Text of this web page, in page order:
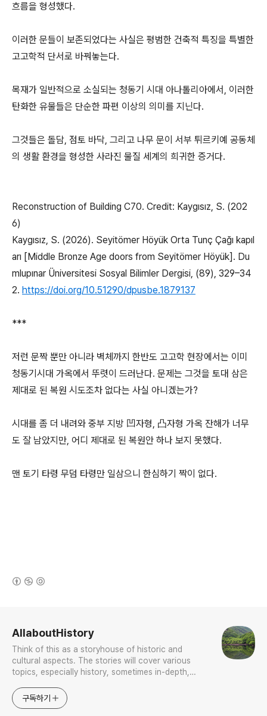
흐름을 형성했다.
이러한 문들이 보존되었다는 사실은 평범한 건축적 특징을 특별한
고고학적 단서로 바꿔놓는다.
목재가 일반적으로 소실되는 청동기 시대 아나톨리아에서, 이러한
탄화한 유물들은 단순한 파편 이상의 의미를 지닌다.
그것들은 돌담, 점토 바닥, 그리고 나무 문이 서부 튀르키예 공동체
의 생활 환경을 형성한 사라진 물질 세계의 희귀한 증거다.
Reconstruction of Building C70. Credit: Kaygısız, S. (202
6)
Kaygısız, S. (2026). Seyitömer Höyük Orta Tunç Çağı kapıl
arı [Middle Bronze Age doors from Seyitömer Höyük]. Du
mlupınar Üniversitesi Sosyal Bilimler Dergisi, (89), 329–34
2. https://doi.org/10.51290/dpusbe.1879137
***
저런 문짝 뿐만 아니라 벽체까지 한반도 고고학 현장에서는 이미
청동기시대 가옥에서 뚜렷이 드러난다. 문제는 그것을 토대 삼은
제대로 된 복원 시도조차 없다는 사실 아니겠는가?
시대를 좀 더 내려와 중부 지방 凹자형, 凸자형 가옥 잔해가 너무
도 잘 남았지만, 어디 제대로 된 복원안 하나 보지 못했다.
맨 토기 타령 무덤 타령만 일삼으니 한심하기 짝이 없다.
AllaboutHistory
Think of this as a storyhouse of historic and
cultural aspects. The stories will cover various
topics, especially history, sometimes in-depth,
approach will be to resist any common sense or
generalized viewpoint
구독하기